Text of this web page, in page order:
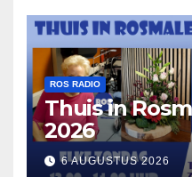
ROS RADIO
Thuis in
2026
6 AUGUSTUS 2026